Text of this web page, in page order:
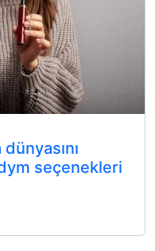
seçenekleri